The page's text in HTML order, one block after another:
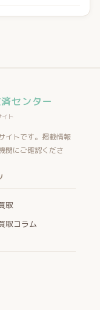
センター
ト
イトです。掲載情報
関にご確認くださ
取
取コラム